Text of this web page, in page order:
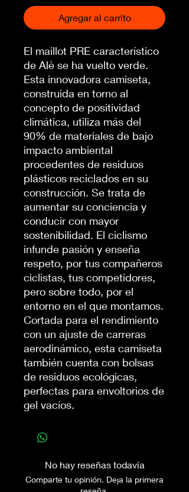
Agregar al carrito
El maillot PRE característico
de Alè se ha vuelto verde.
Esta innovadora camiseta,
construida en torno al
concepto de positividad
climática, utiliza más del
90% de materiales de bajo
impacto ambiental
procedentes de residuos
plásticos reciclados en su
construcción. Se trata de
aumentar su conciencia y
conducir con mayor
sostenibilidad. El ciclismo
infunde pasión y enseña
respeto, por tus compañeros
ciclistas, tus competidores,
pero sobre todo, por el
entorno en el que montamos.
Cortada para el rendimiento
con un ajuste de carreras
aerodinámico, esta camiseta
también cuenta con bolsas
de residuos ecológicas,
perfectas para envoltorios de
gel vacíos.
No hay reseñas todavía
Comparte tu opinión. Deja la primera